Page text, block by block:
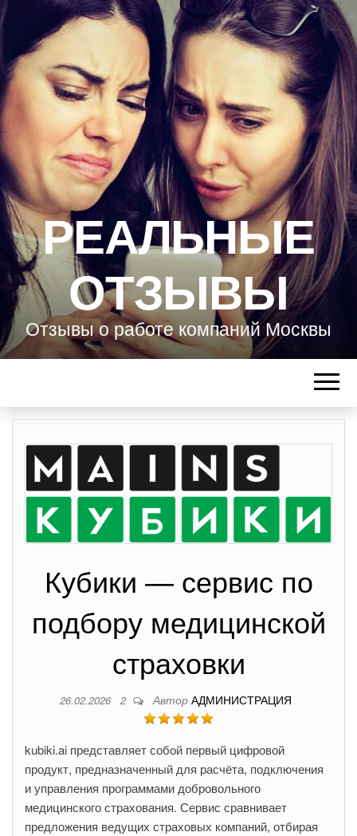
РЕАЛЬНЫЕ
ОТЗЫВЫ
Отзывы о работе компаний Москвы
Кубики — сервис по
подбору медицинской
страховки
26.02.2026 2 Автор АДМИНИСТРАЦИЯ
kubiki.ai представляет собой первый цифровой
продукт, предназначенный для расчёта, подключения
и управления программами добровольного
медицинского страхования. Сервис сравнивает
предложения ведущих страховых компаний, отбирая